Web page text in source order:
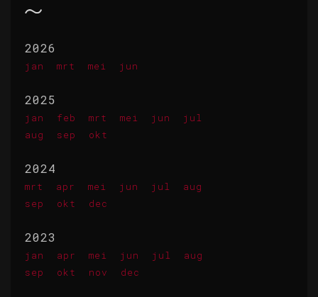
2026
jan mrt mei jun
2025
jan feb mrt mei jun
jul
aug
sep okt
2024
mrt apr mei jun jul
aug
sep
okt dec
2023
jan apr mei jun jul
aug
sep
okt nov dec